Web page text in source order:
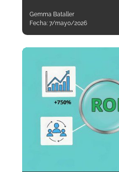
Gemma Bataller
Fecha: 7/mayo/2026